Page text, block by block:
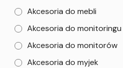
Akcesoria do mebli
Akcesoria do monitoringu
Akcesoria do monitorów
Akcesoria do myjek